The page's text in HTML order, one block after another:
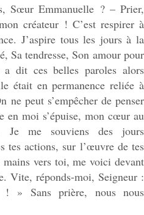
Sœur Emmanuelle ? – Prier,
créateur ! C’est respirer à
J’aspire tous les jours à la
Sa tendresse, Son amour pour
dit ces belles paroles alors
était en permanence reliée à
ne peut s’empêcher de penser
en moi s’épuise, mon cœur au
Je me souviens des jours
tes actions, sur l’œuvre de tes
vers toi, me voici devant
Vite, réponds-moi, Seigneur :
» Sans prière, nous nous